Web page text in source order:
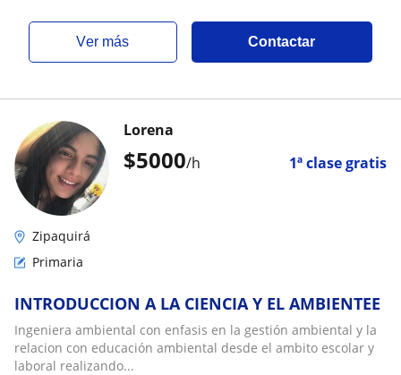
ver más Contactar
$5000/h 1ª clase gratis
Lorena
Zipaquirá
Primaria
INTRODUCCION A LA CIENCIA Y EL AMBIENTEE
Ingeniera ambiental con enfasis en la gestión ambiental y la
relacion con educación ambiental desde el ambito escolar y
laboral realizando...